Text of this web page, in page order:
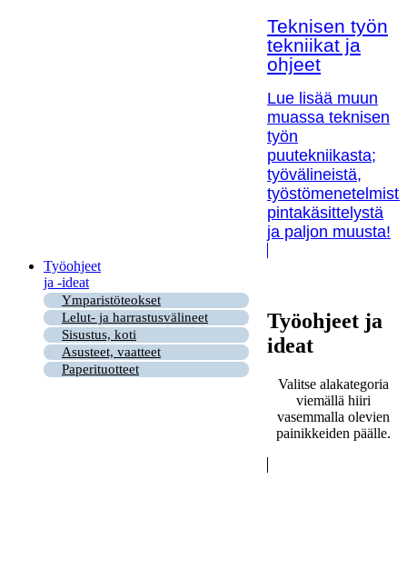
Teknisen työn
tekniikat ja
ohjeet
Lue lisää muun
muassa teknisen
työn
puutekniikasta;
työvälineistä,
pintakäsittelystä
ja paljon muusta!
Työohjeet
ja -ideat
Ymparistöteokset
Lelut- ja harrastusvälineet
Sisustus, koti
Asusteet, vaatteet
Paperituotteet
Työohjeet ja
ideat
Valitse alakategoria
viemällä hiiri
vasemmalla olevien
painikkeiden päälle.